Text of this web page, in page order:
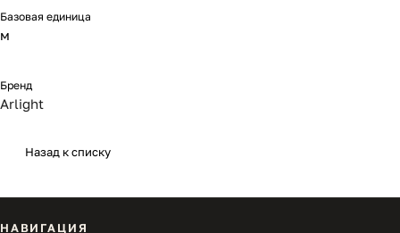
Базовая единица
м
Бренд
Arlight
Назад к списку
НАВИГАЦИЯ